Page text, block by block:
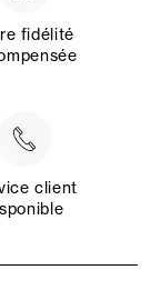
fidélité
client